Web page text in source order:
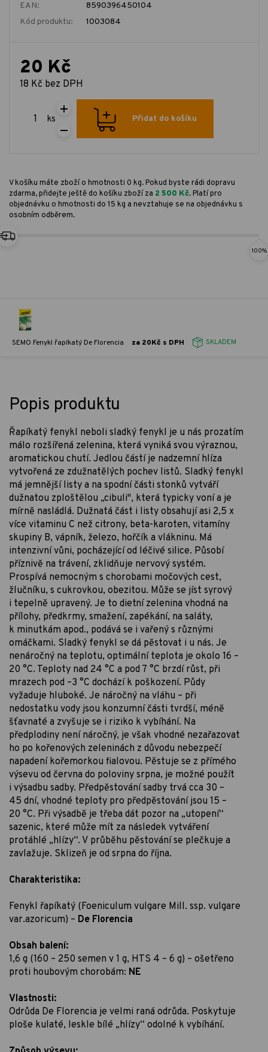
EAN:
8590396450104
Kód produktu:
1003084
20 Kč
18 Kč bez DPH
ks Přidat do košíku
V košíku máte zboží o hmotnosti 0 kg. Pokud byste rádi dopravu
zdarma, přidejte ještě do košíku zboží za 2 500 Kč. Platí pro
objednávku o hmotnosti do 15 kg a nevztahuje se na objednávku s
osobním odběrem.
100%
SEMO Fenykl řapíkatý De Florencia za 20Kč s DPH SKLADEM
Popis produktu
Řapíkatý fenykl neboli sladký fenykl je u nás prozatím
málo rozšířená zelenina, která vyniká svou výraznou,
aromatickou chutí. Jedlou částí je nadzemní hlíza
vytvořená ze zdužnatělých pochev listů. Sladký fenykl
má jemnější listy a na spodní části stonků vytváří
dužnatou zploštělou „cibuli", která typicky voní a je
mírně nasládlá. Dužnatá část i listy obsahují asi 2,5 x
více vitaminu C než citrony, beta-karoten, vitamíny
skupiny B, vápník, železo, hořčík a vlákninu. Má
intenzivní vůni, pocházející od léčivé silice. Působí
příznivě na trávení, zklidňuje nervový systém.
Prospívá nemocným s chorobami močových cest,
žlučníku, s cukrovkou, obezitou. Může se jíst syrový
i tepelně upravený. Je to dietní zelenina vhodná na
přílohy, předkrmy, smažení, zapékání, na saláty,
k minutkám apod., podává se i vařený s různými
omáčkami. Sladký fenykl se dá pěstovat i u nás. Je
nenáročný na teplotu, optimální teplota je okolo 16 –
20 °C. Teploty nad 24 °C a pod 7 °C brzdí růst, při
mrazech pod –3 °C dochází k poškození. Půdy
vyžaduje hluboké. Je náročný na vláhu – při
nedostatku vody jsou konzumní části tvrdší, méně
šťavnaté a zvyšuje se i riziko k vybíhání. Na
předplodiny není náročný, je však vhodné nezařazovat
ho po kořenových zeleninách z důvodu nebezpečí
napadení kořemorkou fialovou. Pěstuje se z přímého
výsevu od června do poloviny srpna, je možné použít
i výsadbu sadby. Předpěstování sadby trvá cca 30 –
45 dní, vhodné teploty pro předpěstování jsou 15 –
20 °C. Při výsadbě je třeba dát pozor na „utopení“
sazenic, které může mít za následek vytváření
protáhlé „hlízy“. V průběhu pěstování se plečkuje a
zavlažuje. Sklizeň je od srpna do října.
Charakteristika:
Fenykl řapíkatý (Foeniculum vulgare Mill. ssp. vulgare
var.azoricum) – De Florencia
Obsah balení:
1,6 g (160 – 250 semen v 1 g, HTS 4 – 6 g) – ošetřeno
proti houbovým chorobám: NE
Vlastnosti:
Odrůda De Florencia je velmi raná odrůda. Poskytuje
ploše kulaté, leskle bílé „hlízy“ odolné k vybíhání.